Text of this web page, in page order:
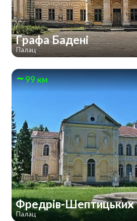
Графа Бадені
Палац
99 км
Фредрів-Шептицьких
Палац